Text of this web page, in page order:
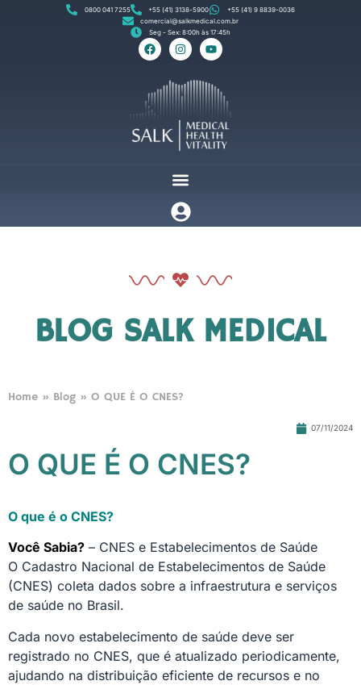
0800 041 7255 +55 (41) 3138-5900
+55 (41) 9 8839-0036
comercial@salkmedical.com.br
Seg - Sex: 8:00h às 17:45h
BLOG SALK MEDICAL
Home » Blog » O QUE É O CNES?
07/11/2024
O QUE É O CNES?
O que é o CNES?
Você Sabia? – CNES e Estabelecimentos de Saúde
O Cadastro Nacional de Estabelecimentos de Saúde
(CNES) coleta dados sobre a infraestrutura e serviços
de saúde no Brasil.
Cada novo estabelecimento de saúde deve ser
registrado no CNES, que é atualizado periodicamente,
ajudando na distribuição eficiente de recursos e no